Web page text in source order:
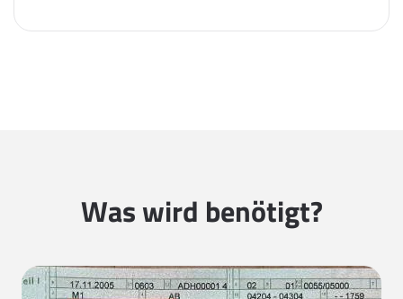
Was wird benötigt?